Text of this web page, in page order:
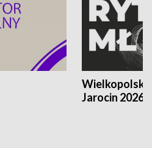
Jarocin 2026